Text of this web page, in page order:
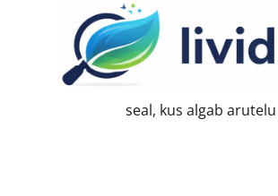
seal, kus algab arutelu